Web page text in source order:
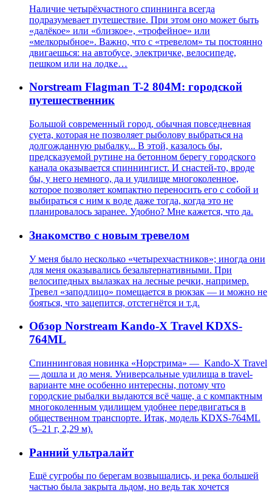
Наличие четырёхчастного спиннинга всегда
подразумевает путешествие. При этом оно может быть
«далёкое» или «близкое», «трофейное» или
«мелкорыбное». Важно, что с «тревелом» ты постоянно
двигаешься: на автобусе, электричке, велосипеде,
пешком или на лодке…
Norstream Flagman T-2 804M: городской
путешественник
Большой современный город, обычная повседневная
суета, которая не позволяет рыболову выбраться на
долгожданную рыбалку... В этой, казалось бы,
предсказуемой рутине на бетонном берегу городского
канала оказывается спиннингист. И снастей-то, вроде
бы, у него немного, да и удилище многоколенное,
которое позволяет компактно переносить его с собой и
выбираться с ним к воде даже тогда, когда это не
планировалось заранее. Удобно? Мне кажется, что да.
Знакомство с новым тревелом
У меня было несколько «четырехчастников»; иногда они
для меня оказывались безальтернативными. При
велосипедных вылазках на лесные речки, например.
Тревел «заподлицо» помещается в рюкзак — и можно не
бояться, что зацепится, отстегнётся и т.д.
Обзор Norstream Kando-X Travel KDXS-
764ML
Спиннинговая новинка «Норстрима» — Kando-X Travel
— дошла и до меня. Универсальные удилища в travel-
варианте мне особенно интересны, потому что
городские рыбалки выдаются всё чаще, а с компактным
многоколенным удилищем удобнее передвигаться в
общественном транспорте. Итак, модель KDXS-764ML
(5–21 г, 2,29 м).
Ранний ультралайт
Ещё сугробы по берегам возвышались, и река большей
частью была закрыта льдом, но ведь так хочется